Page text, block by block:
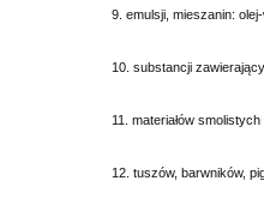
9. emulsji, mieszanin:
10. substancji
11. materiałów
12. tuszów, barwników,